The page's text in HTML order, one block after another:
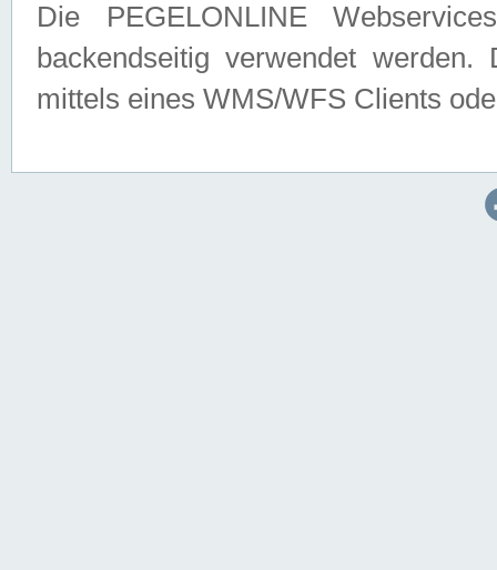
Die PEGELONLINE
backendseitig verwendet
mittels eines WMS/WFS Clients